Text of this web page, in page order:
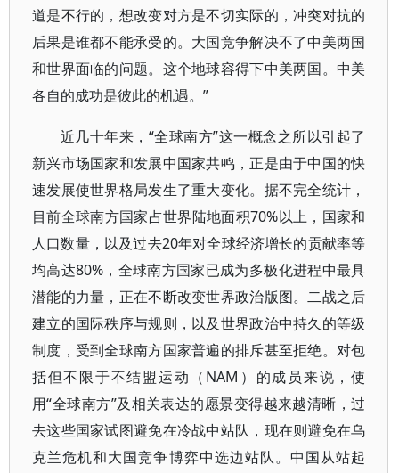
道是不行的，想改变对方是不切实际的，冲突对抗的
后果是谁都不能承受的。大国竞争解决不了中美两国
和世界面临的问题。这个地球容得下中美两国。中美
各自的成功是彼此的机遇。”
近几十年来，“全球南方”这一概念之所以引起了
新兴市场国家和发展中国家共鸣，正是由于中国的快
速发展使世界格局发生了重大变化。据不完全统计，
目前全球南方国家占世界陆地面积70%以上，国家和
人口数量，以及过去20年对全球经济增长的贡献率等
均高达80%，全球南方国家已成为多极化进程中最具
潜能的力量，正在不断改变世界政治版图。二战之后
建立的国际秩序与规则，以及世界政治中持久的等级
制度，受到全球南方国家普遍的排斥甚至拒绝。对包
括但不限于不结盟运动（NAM）的成员来说，使
用“全球南方”及相关表达的愿景变得越来越清晰，过
去这些国家试图避免在冷战中站队，现在则避免在乌
克兰危机和大国竞争博弈中选边站队。中国从站起